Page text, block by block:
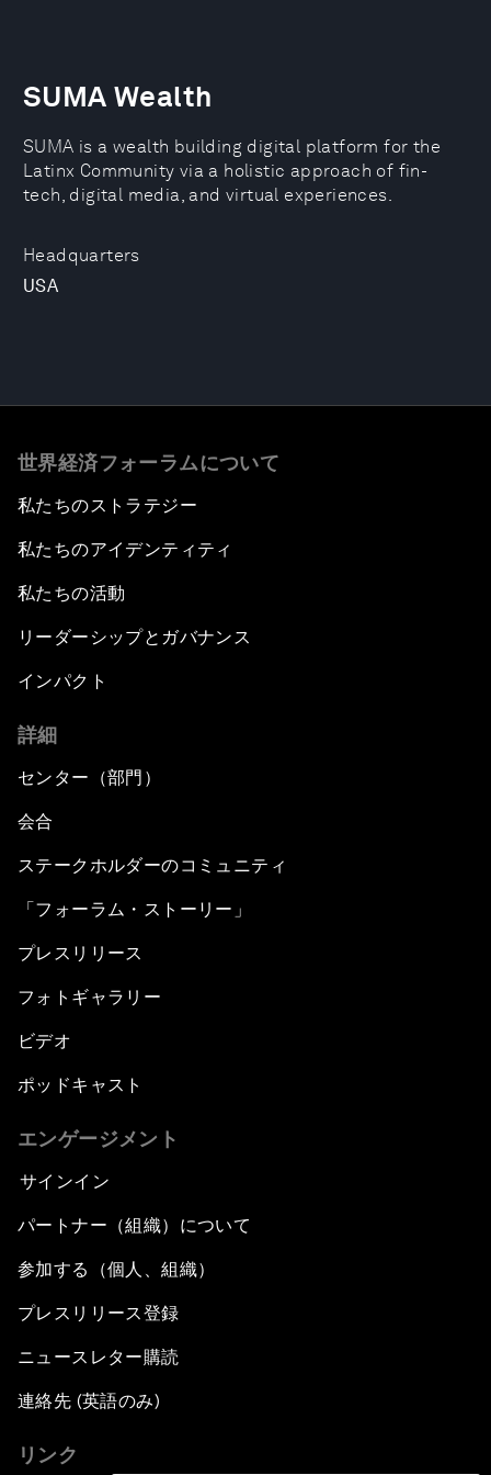
Headquarters
USA
SUMA Wealth
SUMA is a wealth building digital platform for the
Latinx Community via a holistic approach of fin-
tech, digital media, and virtual experiences.
世界経済フォーラムについて
私たちのストラテジー
私たちのアイデンティティ
私たちの活動
リーダーシップとガバナンス
インパクト
詳細
センター（部門）
会合
ステークホルダーのコミュニティ
「フォーラム・ストーリー」
プレスリリース
フォトギャラリー
ビデオ
ポッドキャスト
エンゲージメント
サインイン
パートナー（組織）について
参加する（個人、組織）
プレスリリース登録
ニュースレター購読
連絡先 (英語のみ)
リンク